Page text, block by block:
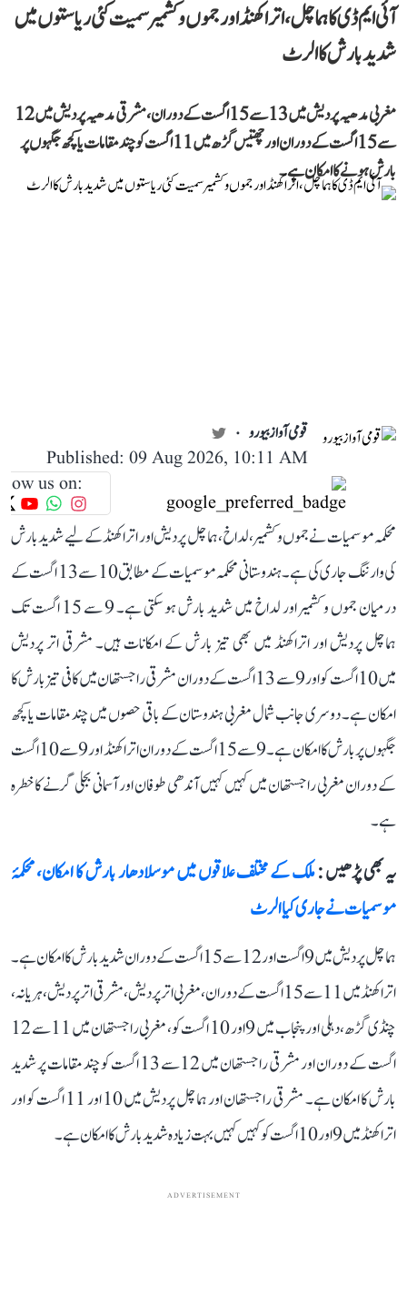
آئی ایم ڈی کا ہماچل، اتراکھنڈ اور جموں و کشمیر سمیت کئی ریاستوں میں
شدید بارش کا الرٹ
مغربی مدھیہ پردیش میں 13 سے 15 اگست کے دوران، مشرقی مدھیہ پردیش میں 12
سے 15 اگست کے دوران اور چھتیس گڑھ میں 11 اگست کو چند مقامات یا کچھ جگہوں پر
بارش ہونے کا امکان ہے۔
قومی آواز بیورو
Published: 09 Aug 2026, 10:11 AM
us on:
محکمہ موسمیات نے جموں و کشمیر، لداخ، ہماچل پردیش اور اتراکھنڈ کے لیے شدید بارش
کی وارننگ جاری کی ہے۔ ہندوستانی محکمہ موسمیات کے مطابق 10 سے 13 اگست کے
درمیان جموں و کشمیر اور لداخ میں شدید بارش ہو سکتی ہے۔ 9 سے 15 اگست تک
ہماچل پردیش اور اتراکھنڈ میں بھی تیز بارش کے امکانات ہیں۔ مشرقی اتر پردیش
میں 10 اگست کو اور 9 سے 13 اگست کے دوران مشرقی راجستھان میں کافی تیز بارش کا
امکان ہے۔ دوسری جانب شمال مغربی ہندوستان کے باقی حصوں میں چند مقامات یا کچھ
جگہوں پر بارش کا امکان ہے۔ 9 سے 15 اگست کے دوران اتراکھنڈ اور 9 سے 10 اگست
کے دوران مغربی راجستھان میں کہیں کہیں آندھی طوفان اور آسمانی بجلی گرنے کا خطرہ
ہے۔
یہ بھی پڑھیں :ملک کے مختلف علاقوں میں موسلادھار بارش کا امکان، محکمۂ
موسمیات نے جاری کیا الرٹ
ہماچل پردیش میں 9 اگست اور 12 سے 15 اگست کے دوران شدید بارش کا امکان ہے۔
اتراکھنڈ میں 11 سے 15 اگست کے دوران، مغربی اتر پردیش، مشرقی اتر پردیش، ہریانہ،
چنڈی گڑھ، دہلی اور پنجاب میں 9 اور 10 اگست کو، مغربی راجستھان میں 11 سے 12
اگست کے دوران اور مشرقی راجستھان میں 12 سے 13 اگست کو چند مقامات پر شدید
بارش کا امکان ہے۔ مشرقی راجستھان اور ہماچل پردیش میں 10 اور 11 اگست کو اور
اتراکھنڈ میں 9 اور 10 اگست کو کہیں کہیں بہت زیادہ شدید بارش کا امکان ہے۔
ADVERTISEMENT